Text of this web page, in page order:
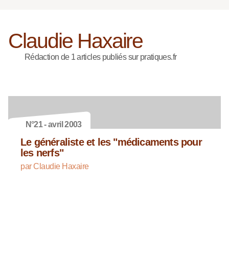
Claudie Haxaire
Rédaction de 1 articles publiés sur pratiques.fr
N°21 - avril 2003
Le généraliste et les "médicaments pour
les nerfs"
par Claudie Haxaire